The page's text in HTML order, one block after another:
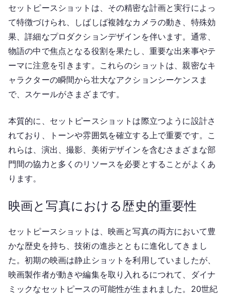
セットピースショットは、その精密な計画と実行によっ
て特徴づけられ、しばしば複雑なカメラの動き、特殊効
果、詳細なプロダクションデザインを伴います。通常、
物語の中で焦点となる役割を果たし、重要な出来事やテ
ーマに注意を引きます。これらのショットは、親密なキ
ャラクターの瞬間から壮大なアクションシーケンスま
で、スケールがさまざまです。
本質的に、セットピースショットは際立つように設計さ
れており、トーンや雰囲気を確立する上で重要です。こ
れらは、演出、撮影、美術デザインを含むさまざまな部
門間の協力と多くのリソースを必要とすることがよくあ
ります。
映画と写真における歴史的重要性
セットピースショットは、映画と写真の両方において豊
かな歴史を持ち、技術の進歩とともに進化してきまし
た。初期の映画は静止ショットを利用していましたが、
映画製作者が動きや編集を取り入れるにつれて、ダイナ
ミックなセットピースの可能性が生まれました。20世紀